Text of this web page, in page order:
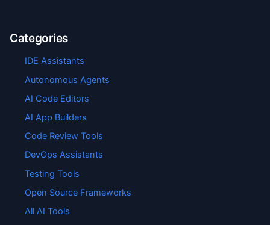
Categories
IDE Assistants
Autonomous Agents
AI Code Editors
AI App Builders
Code Review Tools
DevOps Assistants
Testing Tools
Open Source Frameworks
All AI Tools